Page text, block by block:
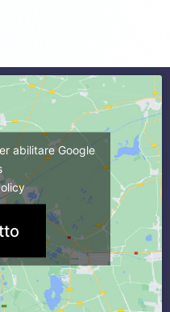
abilitare Google